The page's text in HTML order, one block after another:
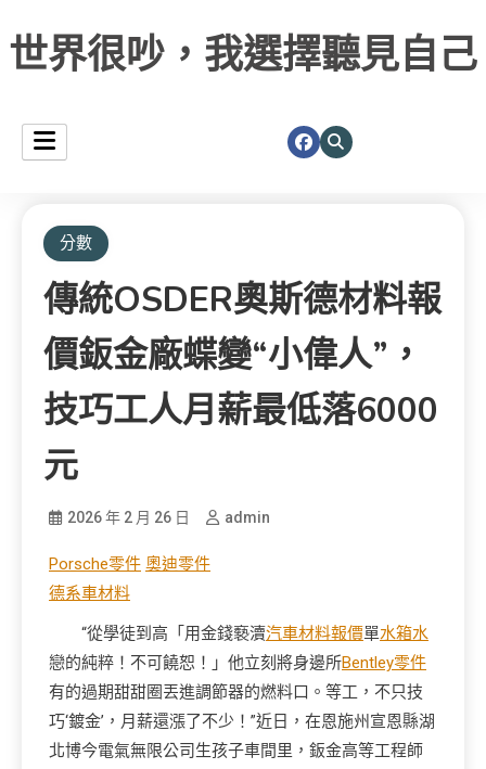
世界很吵，我選擇聽見自己
分數
傳統OSDER奧斯德材料報
價鈑金廠蝶變“小偉人”，
技巧工人月薪最低落6000
元
2026 年 2 月 26 日 admin
Porsche零件 奧迪零件
德系車材料
“從學徒到高「用金錢褻瀆汽車材料報價單水箱水
戀的純粹！不可饒恕！」他立刻將身邊所Bentley零件
有的過期甜甜圈丟進調節器的燃料口。等工，不只技
巧‘鍍金’，月薪還漲了不少！”近日，在恩施州宣恩縣湖
北博今電氣無限公司生孩子車間里，鈑金高等工程師